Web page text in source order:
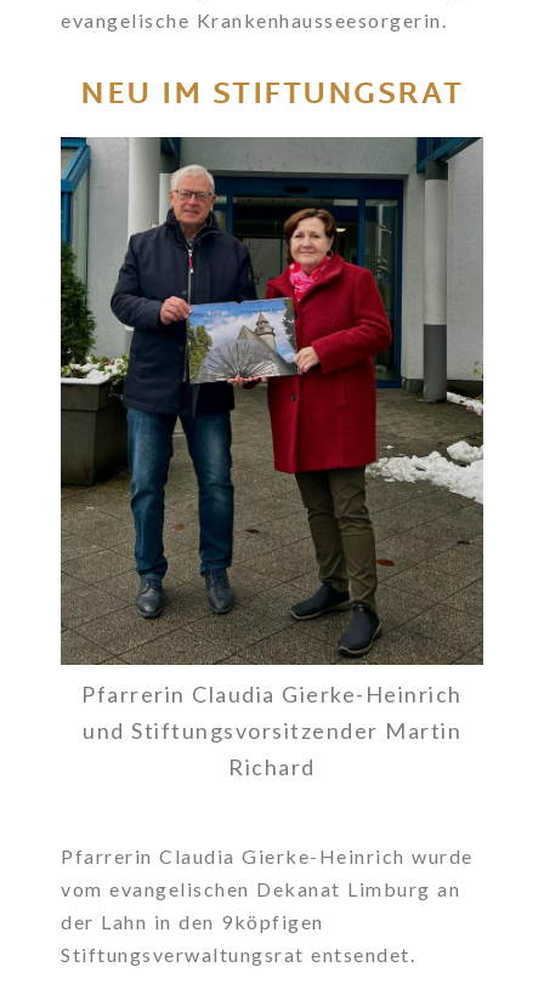
evangelische Krankenhausseesorgerin.
NEU IM STIFTUNGSRAT
Pfarrerin Claudia Gierke-Heinrich
und Stiftungsvorsitzender Martin
Richard
Pfarrerin Claudia Gierke-Heinrich wurde
vom evangelischen Dekanat Limburg an
der Lahn in den 9köpfigen
Stiftungsverwaltungsrat entsendet.